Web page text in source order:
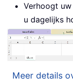
Verhoogt
u dagelijks
Meer details